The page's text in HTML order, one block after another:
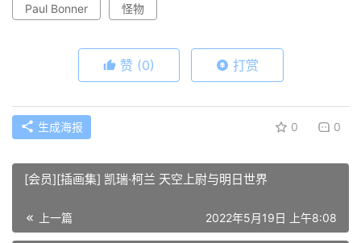
Paul Bonner 怪物
赞 (0) 打赏
生成海报 0 0
[会员][插画集] 凯瑞·柯兰 天空上尉与明日世界
上一篇 2022年5月19日 上午8:08